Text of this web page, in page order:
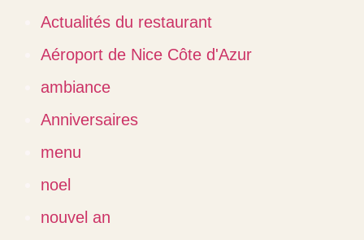
Actualités du restaurant
Aéroport de Nice Côte d'Azur
ambiance
Anniversaires
menu
noel
nouvel an